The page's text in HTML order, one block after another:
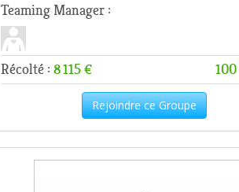
Teaming Manager :
Récolté : 8 115 € 100
Rejoindre ce Groupe